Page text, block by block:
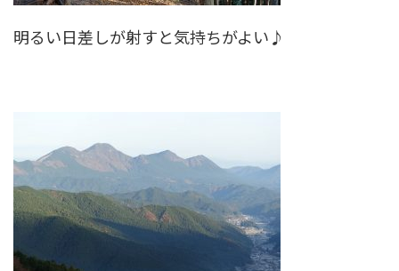
明るい日差しが射すと気持ちがよい♪